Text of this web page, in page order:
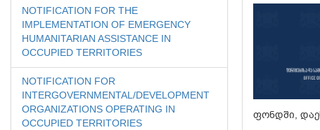
NOTIFICATION FOR THE
IMPLEMENTATION OF EMERGENCY
HUMANITARIAN ASSISTANCE IN
OCCUPIED TERRITORIES
NOTIFICATION FOR
INTERGOVERNMENTAL/DEVELOPMENT
ORGANIZATIONS OPERATING IN
OCCUPIED TERRITORIES
ფონდში,